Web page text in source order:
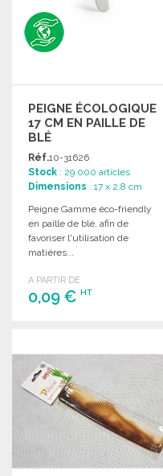
PEIGNE ÉCOLOGIQUE
17 CM EN PAILLE DE
BLÉ
Réf.10-31626
Stock : 29 000 articles
Dimensions : 17 x 2.8 cm
Peigne Gamme éco-friendly
en paille de blé, afin de
favoriser l'utilisation de
matières...
A PARTIR DE
0,09 € HT
Demander un devis